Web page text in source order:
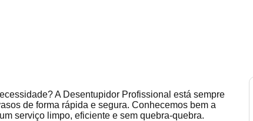
A Desentupidor Profissional está sempre
de forma rápida e segura. Conhecemos bem a
serviço limpo, eficiente e sem quebra-quebra.